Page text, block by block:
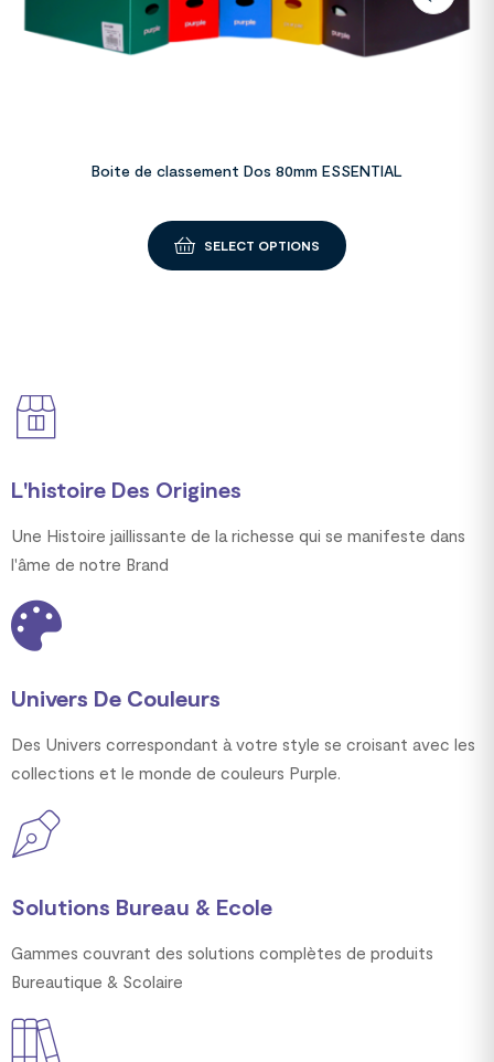
Boite de classement Dos 80mm ESSENTIAL
SELECT OPTIONS
L'histoire Des Origines
Une Histoire jaillissante de la richesse qui se manifeste dans
l'âme de notre Brand
Univers De Couleurs
Des Univers correspondant à votre style se croisant avec les
collections et le monde de couleurs Purple.
Solutions Bureau & Ecole
Gammes couvrant des solutions complètes de produits
Bureautique & Scolaire